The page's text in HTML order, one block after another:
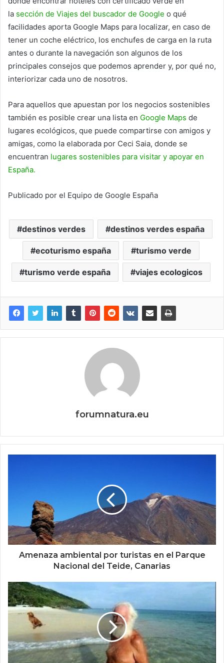
la sección de Viajes del buscador de Google o qué
facilidades aporta Google Maps para localizar, en caso de
tener un coche eléctrico, los enchufes de carga en la ruta
antes o durante la navegación son algunos de los
principales consejos que podemos aprender y, por qué no,
interiorizar cada uno de nosotros.
Para aquellos que apuestan por los negocios sostenibles
también es posible crear una lista en Google Maps de
lugares ecológicos, que puede compartirse con amigos y
amigas, como la elaborada por Ceci Saia, donde se
encuentran lugares sostenibles para visitar y apoyar en
España.
Publicado por el Equipo de Google España
destinos verdes destinos verdes españa
ecoturismo españa turismo verde
turismo verde españa viajes ecologicos
forumnatura.eu
Amenaza ambiental por turistas en el Parque
Nacional del Teide, Canarias